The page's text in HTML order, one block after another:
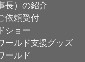
）の紹介
依頼受付
ショー
ールド支援グッズ
ールド